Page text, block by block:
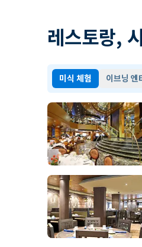
레스토랑,
미식 체험 이브닝 엔